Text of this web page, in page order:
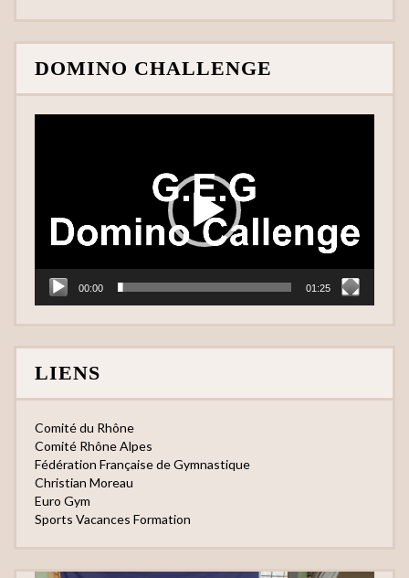
DOMINO CHALLENGE
00:00 01:25
LIENS
Comité du Rhône
Comité Rhône Alpes
Fédération Française de Gymnastique
Christian Moreau
Euro Gym
Sports Vacances Formation